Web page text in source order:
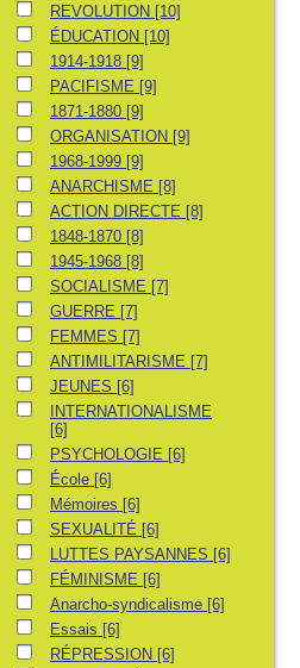
REVOLUTION
REVOLUTION [10]
ÉDUCATION
ÉDUCATION [10]
1914-19181914-1918 [9]
PACIFISME
PACIFISME [9]
1871-18801871-1880 [9]
ORGANISATION
ORGANISATION [9]
1968-19991968-1999 [9]
ANARCHISME
ANARCHISME [8]
ACTION DIRECTE
ACTION DIRECTE [8]
1848-18701848-1870 [8]
1945-19681945-1968 [8]
SOCIALISME
SOCIALISME [7]
GUERREGUERRE [7]
FEMMESFEMMES [7]
ANTIMILITARISME
ANTIMILITARISME [7]
JEUNESJEUNES [6]
INTERNATIONALISME
INTERNATIONALISME
[6]
PSYCHOLOGIE
PSYCHOLOGIE [6]
ÉcoleÉcole [6]
MémoiresMémoires [6]
SEXUALITÉ
SEXUALITÉ [6]
LUTTES PAYSANNES
LUTTES PAYSANNES [6]
FÉMINISME
FÉMINISME [6]
Anarcho-syndicalisme
Anarcho-syndicalisme [6]
EssaisEssais [6]
RÉPRESSION
RÉPRESSION [6]